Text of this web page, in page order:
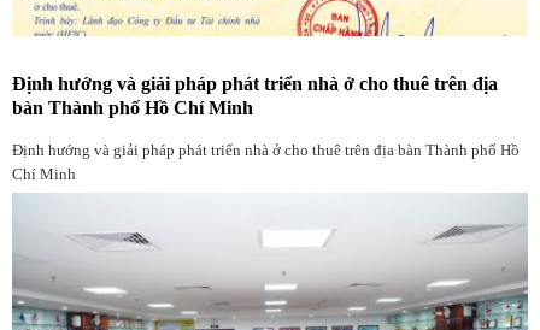
Định hướng và giải pháp phát triển nhà ở cho thuê trên địa
bàn Thành phố Hồ Chí Minh
Định hướng và giải pháp phát triển nhà ở cho thuê trên địa bàn Thành phố Hồ
Chí Minh